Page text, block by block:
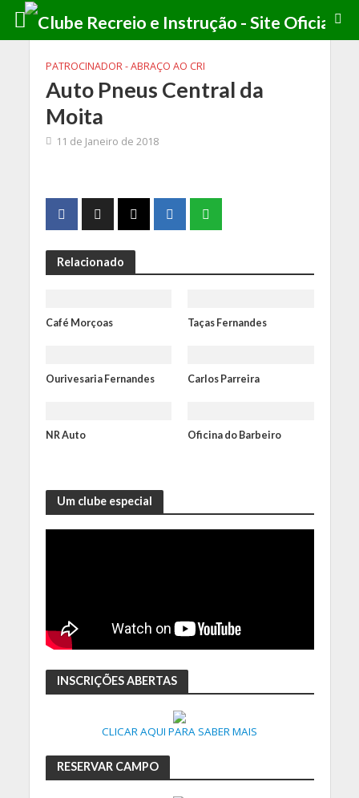
PATROCINADOR - ABRAÇO AO CRI
Auto Pneus Central da
Moita
11 de Janeiro de 2018
Relacionado
Café Morçoas Taças Fernandes
Ourivesaria Fernandes Carlos Parreira
NR Auto Oficina do Barbeiro
Um clube especial
INSCRIÇÕES ABERTAS
CLICAR AQUI PARA SABER MAIS
RESERVAR CAMPO